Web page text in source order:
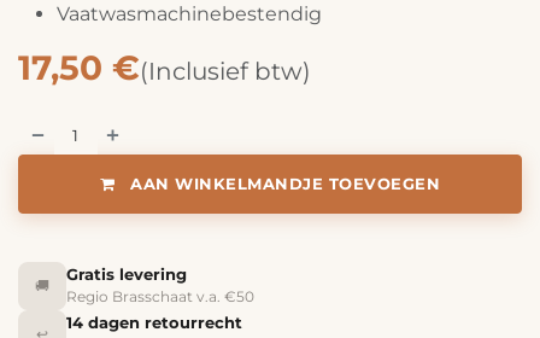
Vaatwasmachinebestendig
17,50 €(Inclusief btw)
AAN WINKELMANDJE TOEVOEGEN
🚚
Gratis levering
Regio Brasschaat v.a. €50
↩️
14 dagen retourrecht